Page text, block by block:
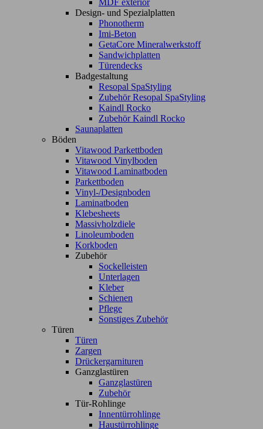
MDF exterior
Design- und Spezialplatten
Phonotherm
Imi-Beton
GetaCore Mineralwerkstoff
Sandwichplatten
Türendecks
Badgestaltung
Resopal SpaStyling
Zubehör Resopal SpaStyling
Kaindl Rocko
Zubehör Kaindl Rocko
Saunaplatten
Böden
Vitawood Parkettboden
Vitawood Vinylboden
Vitawood Laminatboden
Parkettboden
Vinyl-/Designboden
Laminatboden
Klebesheets
Massivholzdiele
Linoleumboden
Korkboden
Zubehör
Sockelleisten
Unterlagen
Kleber
Schienen
Pflege
Sonstiges Zubehör
Türen
Türen
Zargen
Drückergarnituren
Ganzglastüren
Ganzglastüren
Zubehör
Tür-Rohlinge
Innentürrohlinge
Haustürrohlinge